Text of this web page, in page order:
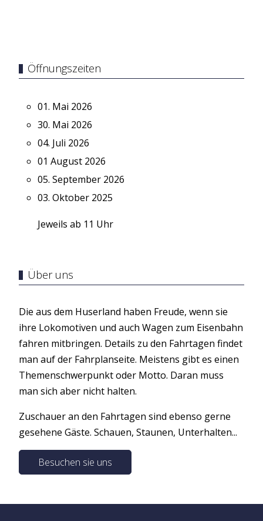
Öffnungszeiten
01. Mai 2026
30. Mai 2026
04. Juli 2026
01 August 2026
05. September 2026
03. Oktober 2025
Jeweils ab 11 Uhr
Über uns
Die aus dem Huserland haben Freude, wenn sie
ihre Lokomotiven und auch Wagen zum Eisenbahn
fahren mitbringen. Details zu den Fahrtagen findet
man auf der Fahrplanseite. Meistens gibt es einen
Themenschwerpunkt oder Motto. Daran muss
man sich aber nicht halten.
Zuschauer an den Fahrtagen sind ebenso gerne
gesehene Gäste. Schauen, Staunen, Unterhalten...
Besuchen sie uns